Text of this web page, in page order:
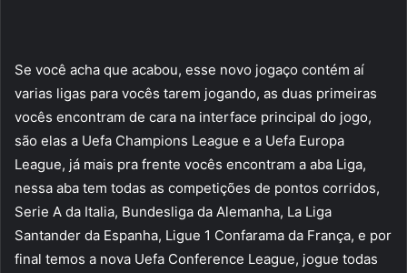
Se você acha que acabou, esse novo jogaço contém aí
varias ligas para vocês tarem jogando, as duas primeiras
vocês encontram de cara na interface principal do jogo,
são elas a Uefa Champions League e a Uefa Europa
League, já mais pra frente vocês encontram a aba Liga,
nessa aba tem todas as competições de pontos corridos,
Serie A da Italia, Bundesliga da Alemanha, La Liga
Santander da Espanha, Ligue 1 Confarama da França, e por
final temos a nova Uefa Conference League, jogue todas